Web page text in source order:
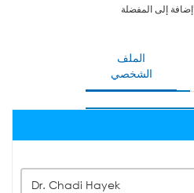
إضافة إلى المفضلة
الملف
الشخصي
Dr. Chadi Hayek